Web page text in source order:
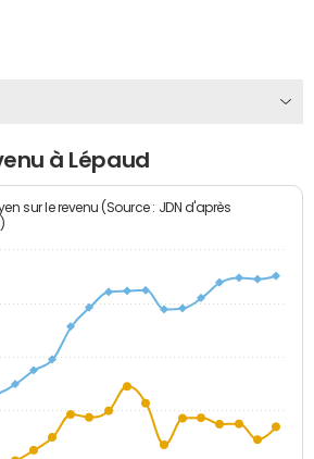
à Lépaud
sur le revenu (Source : JDN d'après